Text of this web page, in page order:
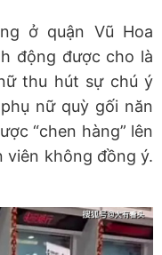
ở quận Vũ Hoa
động được cho là
thu hút sự chú ý
nữ quỳ gối năn
“chen hàng” lên
viên không đồng ý.